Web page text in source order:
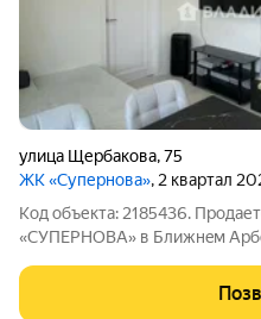
улица Щербакова,75
ЖК «Супернова», 2 квартал
Код объекта: 2185436.
«СУПЕРНОВА» в Ближнeм
-18 кв.м. Квартира
кирпичного дома. Сделан